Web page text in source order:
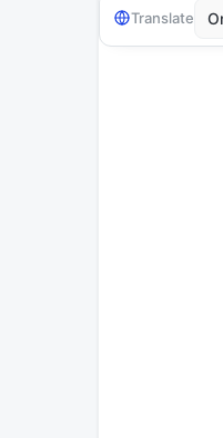
Translate